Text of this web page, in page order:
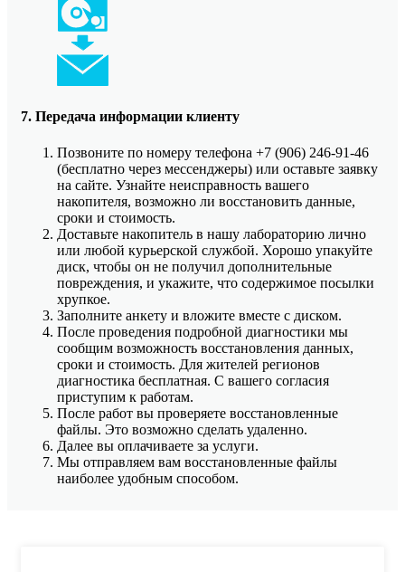
7. Передача информации клиенту
Позвоните по номеру телефона +7 (906) 246-91-46
(бесплатно через мессенджеры) или оставьте заявку
на сайте. Узнайте неисправность вашего
накопителя, возможно ли восстановить данные,
сроки и стоимость.
Доставьте накопитель в нашу лабораторию лично
или любой курьерской службой. Хорошо упакуйте
диск, чтобы он не получил дополнительные
повреждения, и укажите, что содержимое посылки
хрупкое.
Заполните анкету и вложите вместе с диском.
После проведения подробной диагностики мы
сообщим возможность восстановления данных,
сроки и стоимость. Для жителей регионов
диагностика бесплатная. С вашего согласия
приступим к работам.
После работ вы проверяете восстановленные
файлы. Это возможно сделать удаленно.
Далее вы оплачиваете за услуги.
Мы отправляем вам восстановленные файлы
наиболее удобным способом.